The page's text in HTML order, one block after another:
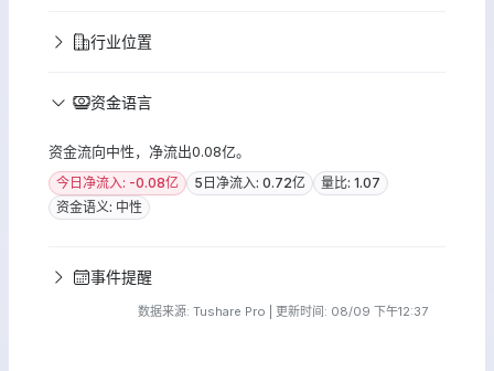
行业位置
资金语言
资金流向中性，净流出0.08亿。
今日净流入: -0.08亿 5日净流入: 0.72亿
量比: 1.07
资金语义: 中性
事件提醒
数据来源: Tushare Pro | 更新时间: 08/09 下午12:37